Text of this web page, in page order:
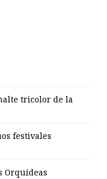
tricolor de la
festivales
Orquídeas